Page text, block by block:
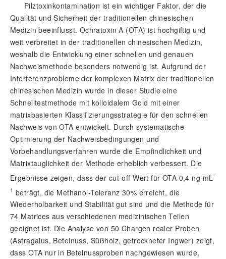
Pilztoxinkontamination ist ein wichtiger Faktor, der die
Qualität und Sicherheit der traditionellen chinesischen
Medizin beeinflusst. Ochratoxin A (OTA) ist hochgiftig und
weit verbreitet in der traditionellen chinesischen Medizin,
weshalb die Entwicklung einer schnellen und genauen
Nachweismethode besonders notwendig ist. Aufgrund der
Interferenzprobleme der komplexen Matrix der traditionellen
chinesischen Medizin wurde in dieser Studie eine
Schnelltestmethode mit kolloidalem Gold mit einer
matrixbasierten Klassifizierungsstrategie für den schnellen
Nachweis von OTA entwickelt. Durch systematische
Optimierung der Nachweisbedingungen und
Vorbehandlungsverfahren wurde die Empfindlichkeit und
Matrixtauglichkeit der Methode erheblich verbessert. Die
Ergebnisse zeigen, dass der cut-off Wert für OTA 0,4 ng·mL-
1 beträgt, die Methanol-Toleranz 30% erreicht, die
Wiederholbarkeit und Stabilität gut sind und die Methode für
74 Matrices aus verschiedenen medizinischen Teilen
geeignet ist. Die Analyse von 50 Chargen realer Proben
(Astragalus, Betelnuss, Süßholz, getrockneter Ingwer) zeigt,
dass OTA nur in Betelnussproben nachgewiesen wurde,